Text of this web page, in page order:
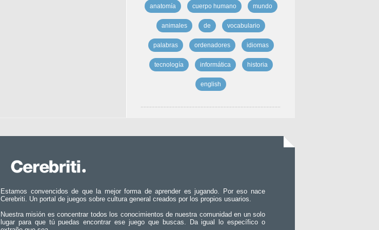
anatomía cuerpo humano mundo
animales de vocabulario
palabras ordenadores idiomas
tecnología informática historia
english
Estamos convencidos de que la mejor forma de aprender es jugando. Por eso nace
Cerebriti. Un portal de juegos sobre cultura general creados por los propios usuarios.
Nuestra misión es concentrar todos los conocimientos de nuestra comunidad en un solo
lugar para que tú puedas encontrar ese juego que buscas. Da igual lo específico o